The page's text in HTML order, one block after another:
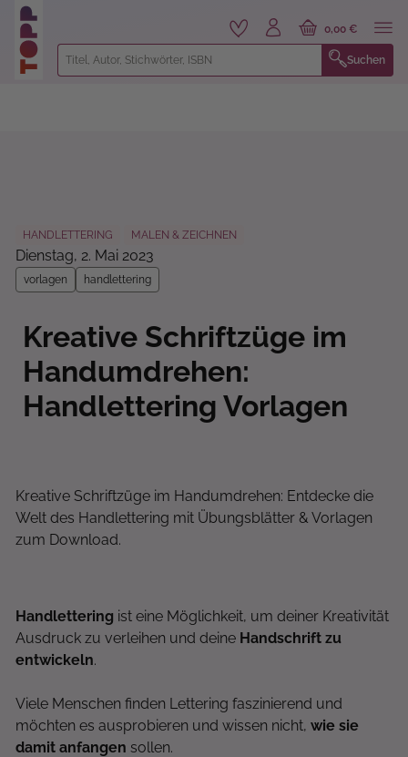
springen
Suchen
0,00 €
HANDLETTERING MALEN & ZEICHNEN
Dienstag, 2. Mai 2023
vorlagen handlettering
Kreative Schriftzüge im
Handumdrehen:
Handlettering Vorlagen
Kreative Schriftzüge im Handumdrehen: Entdecke die
Welt des Handlettering mit Übungsblätter & Vorlagen
zum Download.
Handlettering ist eine Möglichkeit, um deiner Kreativität
Ausdruck zu verleihen und deine Handschrift zu
entwickeln.
Viele Menschen finden Lettering faszinierend und
möchten es ausprobieren und wissen nicht, wie sie
damit anfangen sollen.